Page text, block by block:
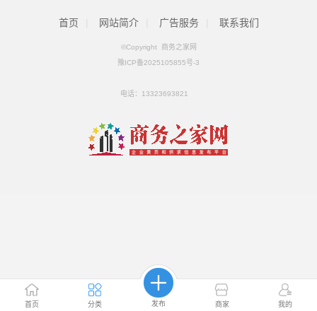
首页 分类 发布 商家 我的
首页 网站简介 广告服务 联系我们
©Copyright 商务之家网
豫ICP备2025105855号-3
电话： 13323693821